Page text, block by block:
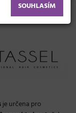
je určena pro
SOUHLASÍM